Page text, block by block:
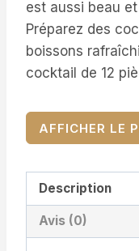
est aussi beau
Préparez des
boissons
cocktail de 12
AFFICHER LE
Description
Avis (0)